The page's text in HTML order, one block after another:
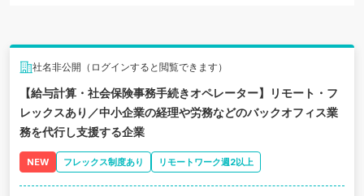
社名非公開（ログインすると閲覧できます）
【給与計算・社会保険事務手続きオペレーター】リモート・フ
レックスあり／中小企業の経理や労務などのバックオフィス業
務を代行し支援する企業
NEW フレックス制度あり リモートワーク週2以上